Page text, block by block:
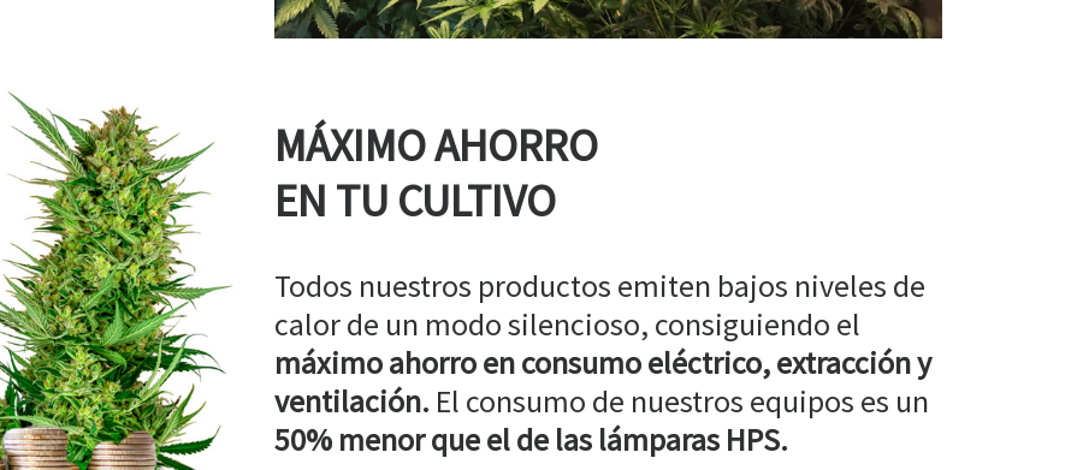
MÁXIMO AHORRO
EN TU CULTIVO
Todos nuestros productos emiten bajos niveles de
calor de un modo silencioso, consiguiendo el
máximo ahorro en consumo eléctrico, extracción y
ventilación. El consumo de nuestros equipos es un
50% menor que el de las lámparas HPS.